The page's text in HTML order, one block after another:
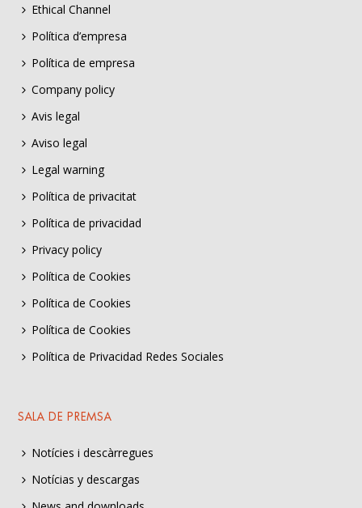
Ethical Channel
Política d’empresa
Política de empresa
Company policy
Avis legal
Aviso legal
Legal warning
Política de privacitat
Política de privacidad
Privacy policy
Política de Cookies
Política de Cookies
Política de Cookies
Política de Privacidad Redes Sociales
SALA DE PREMSA
Notícies i descàrregues
Notícias y descargas